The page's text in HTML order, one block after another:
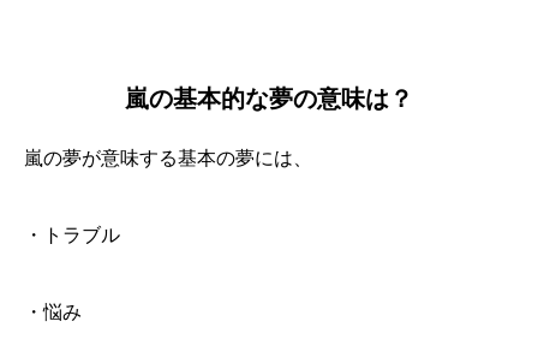
嵐の基本的な夢の意味は？
嵐の夢が意味する基本の夢には、
・トラブル
・悩み